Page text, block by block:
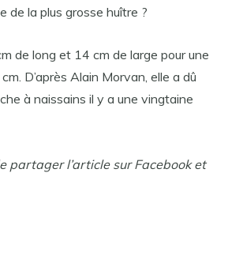
de la plus grosse huître ?
de long et 14 cm de large pour une
D’après Alain Morvan, elle a dû
à naissains il y a une vingtaine
partager l’article sur Facebook et